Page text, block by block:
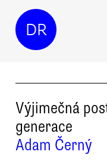
DR
Výjimečná
generace
Adam Černý